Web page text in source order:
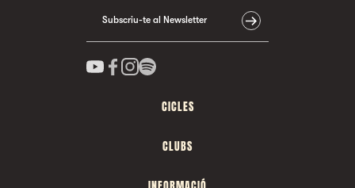
Subscriu-te al Newsletter
CICLES
CLUBS